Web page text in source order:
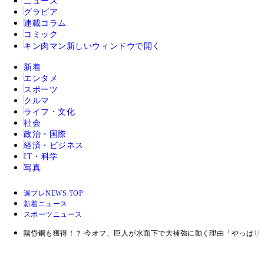
グラビア
連載コラム
コミック
キン肉マン 新しいウィンドウで開く
新着
エンタメ
スポーツ
クルマ
ライフ・文化
社会
政治・国際
経済・ビジネス
IT・科学
写真
週プレNEWS TOP
新着ニュース
スポーツニュース
陽岱鋼も獲得！？ 今オフ、巨人が水面下で大補強に動く理由「やっぱ